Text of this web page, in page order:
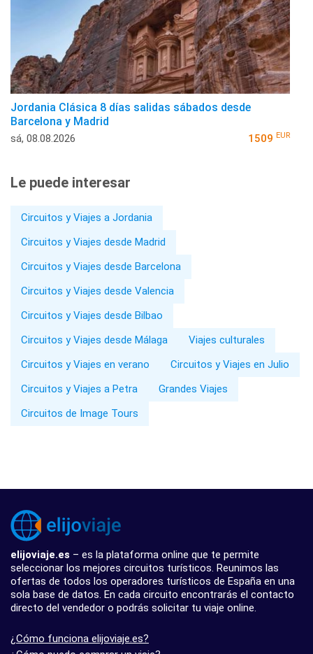
Jordania Clásica 8 días salidas sábados desde
Barcelona y Madrid
sá, 08.08.2026 1509 EUR
Le puede interesar
Circuitos y Viajes a Jordania
Circuitos y Viajes desde Madrid
Circuitos y Viajes desde Barcelona
Circuitos y Viajes desde Valencia
Circuitos y Viajes desde Bilbao
Circuitos y Viajes desde Málaga
Viajes culturales
Circuitos y Viajes en verano
Circuitos y Viajes en Julio
Circuitos y Viajes a Petra
Grandes Viajes
Circuitos de Image Tours
elijoviaje.es – es la plataforma online que te permite
seleccionar los mejores circuitos turísticos. Reunimos las
ofertas de todos los operadores turísticos de España en una
sola base de datos. En cada circuito encontrarás el contacto
directo del vendedor o podrás solicitar tu viaje online.
¿Cómo funciona elijoviaje.es?